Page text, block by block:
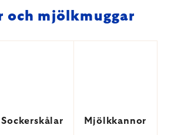
och mjölkmuggar
Sockerskålar Mjölkkannor